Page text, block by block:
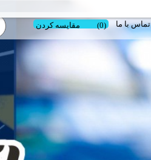
تماس با ما (0) مقایسه کردن